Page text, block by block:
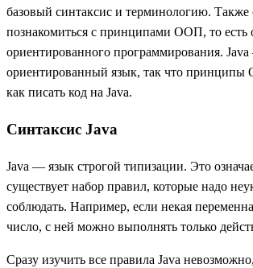
базовый синтаксис и терминологию. Также
познакомиться с принципами ООП, то есть
ориентированного программирования.
ориентированный язык, так что принципы
как писать код на Java.
Синтаксис Java
Java — язык строгой типизации. Это
существует набор правил, которые надо
соблюдать. Например, если некая
число, с ней можно выполнять только
Сразу изучить все правила Java